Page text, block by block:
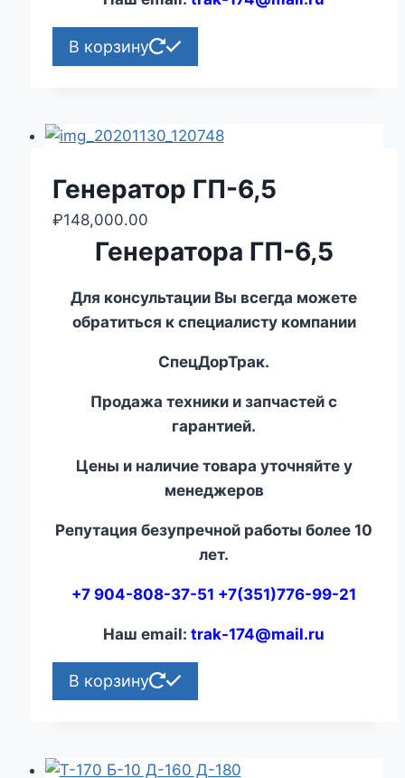
В корзину
Генератор ГП-6,5
₽148,000.00
Генератора ГП-6,5
Для консультации Вы всегда можете
обратиться к специалисту компании
СпецДорТрак.
Продажа техники и запчастей с
гарантией.
Цены и наличие товара уточняйте у
менеджеров
Репутация безупречной работы более 10
лет.
+7 904-808-37-51 +7(351)776-99-21
Наш email:trak-174@mail.ru
В корзину